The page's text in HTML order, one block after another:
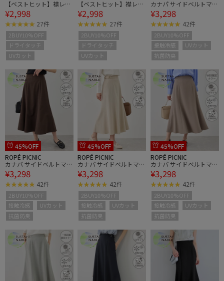
【ベストヒット】襟レー
スフレンチスリーブブラ
ウス/UVカット
¥2,998
27件
2BUY10%OFF
ドライタッチ
UVカット
【ベストヒット】襟レー
スフレンチスリーブブラ
ウス/UVカット
¥2,998
27件
2BUY10%OFF
ドライタッチ
UVカット
カナパ サイドベルトマー
メイドスカート/セット
アップ対応・UV・抗菌防
臭・接触冷感
¥3,298
42件
2BUY10%OFF
接触冷感
UVカット
抗菌防臭
45%OFF
ROPÉ PICNIC
カナパ サイドベルトマー
メイドスカート/セット
アップ対応・UV・抗菌防
臭・接触冷感
¥3,298
42件
2BUY10%OFF
接触冷感
UVカット
抗菌防臭
45%OFF
ROPÉ PICNIC
カナパ サイドベルトマー
メイドスカート/セット
アップ対応・UV・抗菌防
臭・接触冷感
¥3,298
42件
2BUY10%OFF
接触冷感
UVカット
抗菌防臭
45%OFF
ROPÉ PICNIC
カナパ サイドベルトマー
メイドスカート/セット
アップ対応・UV・抗菌防
臭・接触冷感
¥3,298
42件
2BUY10%OFF
接触冷感
UVカット
抗菌防臭